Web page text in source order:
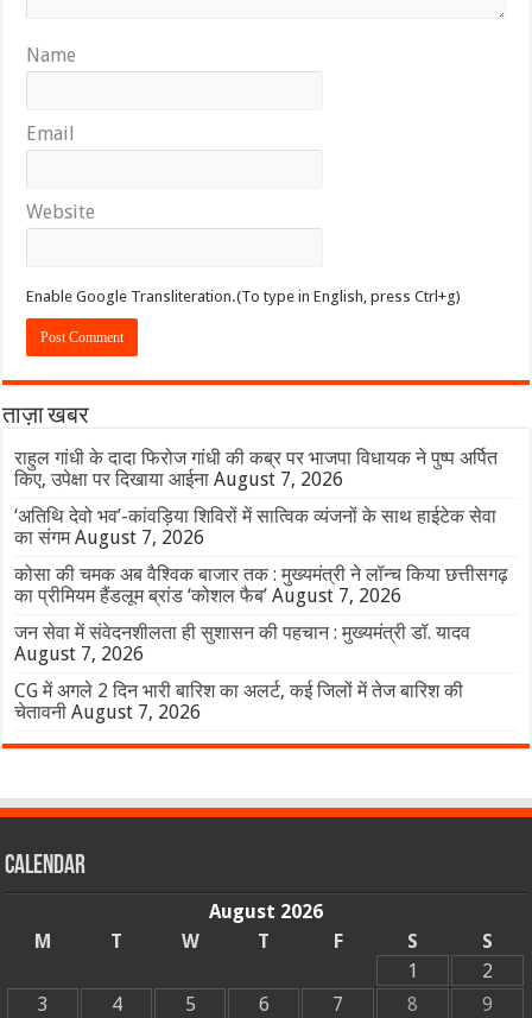
Name
Email
Website
Enable Google Transliteration.(To type in English, press Ctrl+g)
ताज़ा खबर
राहुल गांधी के दादा फिरोज गांधी की कब्र पर भाजपा विधायक ने पुष्प अर्पित
किए, उपेक्षा पर दिखाया आईना August 7, 2026
‘अतिथि देवो भव’-कांवड़िया शिविरों में सात्विक व्यंजनों के साथ हाईटेक सेवा
का संगम August 7, 2026
कोसा की चमक अब वैश्विक बाजार तक : मुख्यमंत्री ने लॉन्च किया छत्तीसगढ़
का प्रीमियम हैंडलूम ब्रांड ‘कोशल फैब’ August 7, 2026
जन सेवा में संवेदनशीलता ही सुशासन की पहचान : मुख्यमंत्री डॉ. यादव
August 7, 2026
CG में अगले 2 दिन भारी बारिश का अलर्ट, कई जिलों में तेज बारिश की
चेतावनी August 7, 2026
Calendar
August 2026
M
T W T F S
S
1
2
3
4 5 6 7 8 9